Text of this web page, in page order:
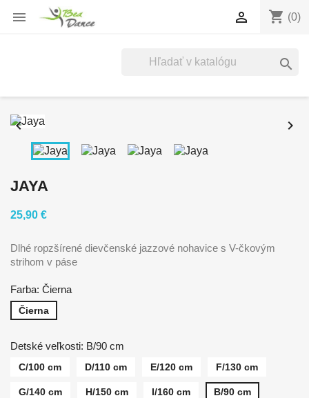
 shopping_cart (0)


 
JAYA
25,90 €
Dlhé ropzšírené dievčenské jazzové nohavice s V-čkovým
strihom v páse
Farba: Čierna
Čierna
Detské veľkosti: B/90 cm
C/100 cm D/110 cm E/120 cm F/130 cm
G/140 cm H/150 cm I/160 cm B/90 cm